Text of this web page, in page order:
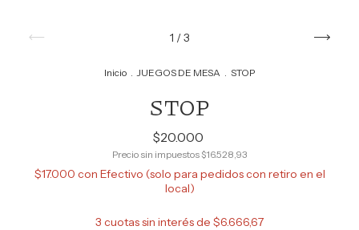
1 /3
Inicio JUEGOS DE MESA STOP
STOP
$20.000
Precio sin impuestos $16.528,93
$17.000 con Efectivo (solo para pedidos con retiro en el
local)
3 cuotas sin interés de $6.666,67